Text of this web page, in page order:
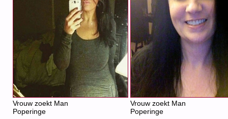
Vrouw zoekt Man
Poperinge
Vrouw zoekt Man
Poperinge